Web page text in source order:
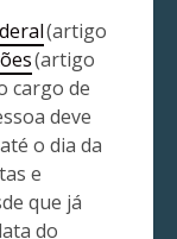
(artigo
(artigo
cargo de
deve
o dia da
e
que já
do